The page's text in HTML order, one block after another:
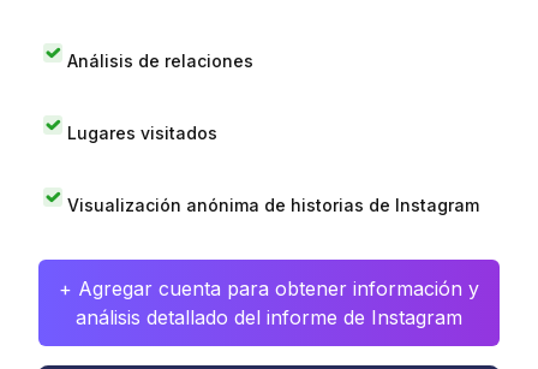
Análisis de relaciones
Lugares visitados
Visualización anónima de historias de Instagram
+ Agregar cuenta para obtener información y
análisis detallado del informe de Instagram